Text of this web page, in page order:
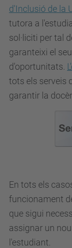
d'Inclusió de la
tutora a
sol·liciti per tal
garanteixi el
d'oportunitats.
tots els serveis
garantir la
En tots els
funcionament
que sigui
assignar un
l'estudiant.